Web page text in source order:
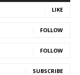
LIKE
FOLLOW
FOLLOW
SUBSCRIBE